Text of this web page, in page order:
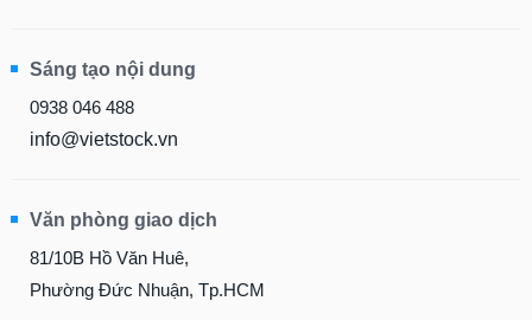
Sáng tạo nội dung
0938 046 488
info@vietstock.vn
Văn phòng giao dịch
81/10B Hồ Văn Huê,
Phường Đức Nhuận, Tp.HCM